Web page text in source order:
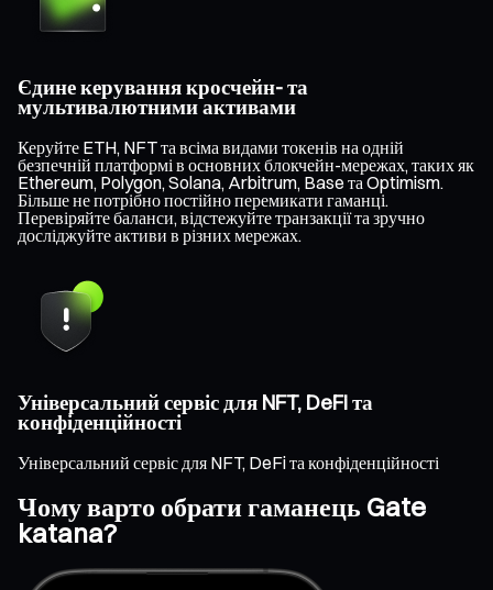
Єдине керування кросчейн- та
мультивалютними активами
Керуйте ETH, NFT та всіма видами токенів на одній
безпечній платформі в основних блокчейн-мережах, таких як
Ethereum, Polygon, Solana, Arbitrum, Base та Optimism.
Більше не потрібно постійно перемикати гаманці.
Перевіряйте баланси, відстежуйте транзакції та зручно
досліджуйте активи в різних мережах.
Універсальний сервіс для NFT, DeFi та
конфіденційності
Універсальний сервіс для NFT, DeFi та конфіденційності
Чому варто обрати гаманець Gate
katana?